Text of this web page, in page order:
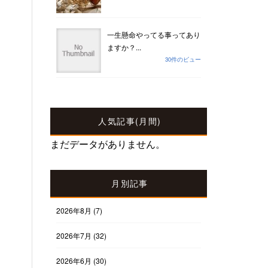
一生懸命やってる事ってあり
ますか？...
30件のビュー
人気記事(月間)
まだデータがありません。
月別記事
2026年8月 (7)
2026年7月 (32)
2026年6月 (30)